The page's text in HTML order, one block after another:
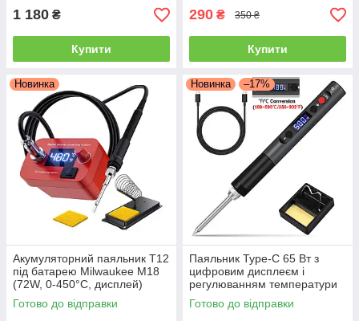
1 180 ₴
Купити
290 ₴ 350 ₴
Купити
Новинка
Акумуляторний паяльник T12
під батарею Milwaukee M18
(72W, 0-450°C, дисплей)
Готово до відправки
Новинка –17%
Паяльник Type-C 65 Вт з
цифровим дисплеєм і
регулюванням температури
180–500°C
Готово до відправки